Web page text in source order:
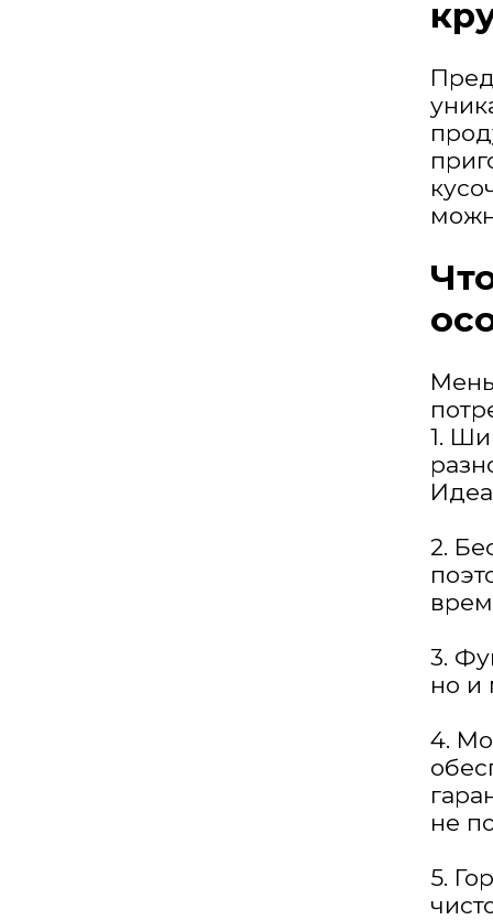
1.
2.
3.
но и
4.
не
5.